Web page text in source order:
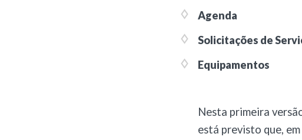
Agenda
Solicitações de
Equipamentos
Nesta primeira
está previsto que,